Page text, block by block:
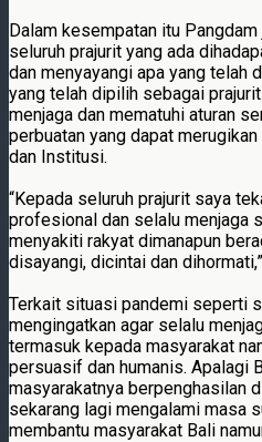
Dalam kesempatan itu
seluruh prajurit yang ada
dan menyayangi apa yang telah
yang telah dipilih sebagai
menjaga dan mematuhi aturan
perbuatan yang dapat
dan Institusi.
“Kepada seluruh prajurit saya
profesional dan selalu menjaga
menyakiti rakyat dimanapun
disayangi, dicintai dan
Terkait situasi pandemi seperti
mengingatkan agar selalu
termasuk kepada masyarakat
persuasif dan humanis. Apalagi
masyarakatnya berpenghasilan
sekarang lagi mengalami masa
membantu masyarakat Bali